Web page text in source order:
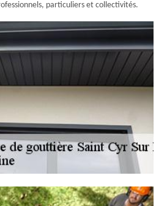
particuliers et collectivités.